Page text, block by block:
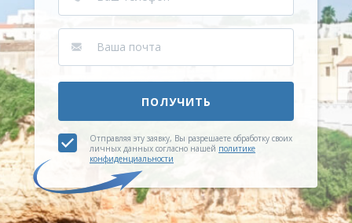
ПОЛУЧИТЬ
Отправляя эту заявку, Вы разрешаете обработку своих
личных данных согласно нашей политике
конфиденциальности